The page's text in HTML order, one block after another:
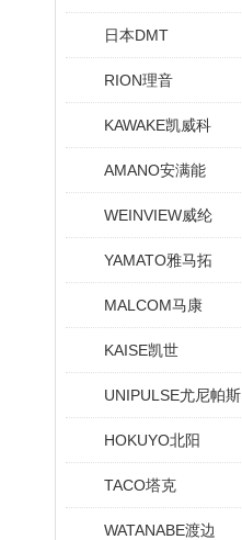
日本DMT
RION理音
KAWAKE凯威科
AMANO安满能
WEINVIEW威纶
YAMATO雅马拓
MALCOM马康
KAISE凯世
UNIPULSE尤尼帕斯
HOKUYO北阳
TACO塔克
WATANABE渡边